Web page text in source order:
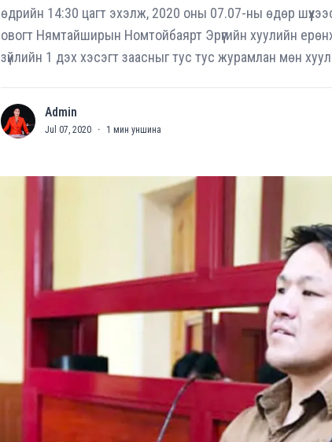
өдрийн 14:30 цагт эхэлж, 2020 оны 07.07-ны өдөр
овогт Нямтайширын Номтойбаярт Эрүүгийн хуулийн
зүйлийн 1 дэх хэсэгт заасныг тус тус журамлан мөн
A Admin
Jul 07, 2020 · 1 мин уншина